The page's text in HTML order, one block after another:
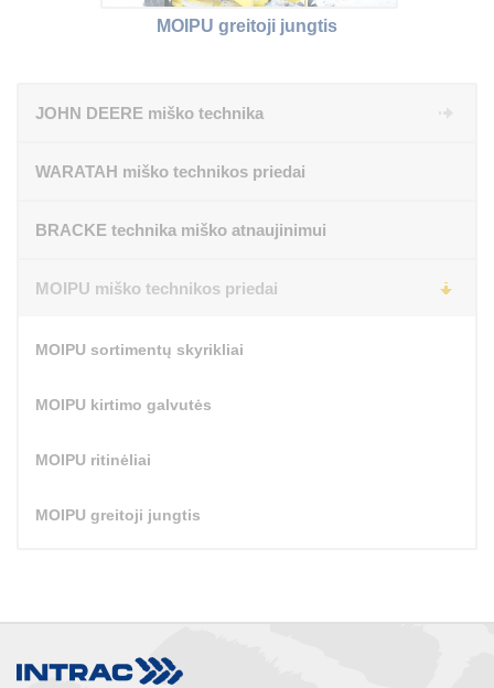
MOIPU greitoji jungtis
JOHN DEERE miško technika
WARATAH miško technikos priedai
BRACKE technika miško atnaujinimui
MOIPU miško technikos priedai
MOIPU sortimentų skyrikliai
MOIPU kirtimo galvutės
MOIPU ritinėliai
MOIPU greitoji jungtis